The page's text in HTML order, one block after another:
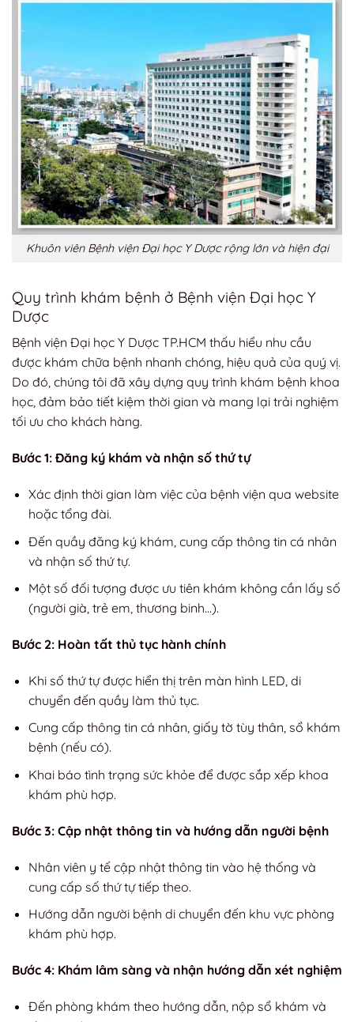
Khuôn viên Bệnh viện Đại học Y Dược rộng lớn và hiện đại
Quy trình khám bệnh ở Bệnh viện Đại học Y
Dược
Bệnh viện Đại học Y Dược TP.HCM thấu hiểu nhu cầu
được khám chữa bệnh nhanh chóng, hiệu quả của quý vị.
Do đó, chúng tôi đã xây dựng quy trình khám bệnh khoa
học, đảm bảo tiết kiệm thời gian và mang lại trải nghiệm
tối ưu cho khách hàng.
Bước 1: Đăng ký khám và nhận số thứ tự
Xác định thời gian làm việc của bệnh viện qua website
hoặc tổng đài.
Đến quầy đăng ký khám, cung cấp thông tin cá nhân
và nhận số thứ tự.
Một số đối tượng được ưu tiên khám không cần lấy số
(người già, trẻ em, thương binh…).
Bước 2: Hoàn tất thủ tục hành chính
Khi số thứ tự được hiển thị trên màn hình LED, di
chuyển đến quầy làm thủ tục.
Cung cấp thông tin cá nhân, giấy tờ tùy thân, sổ khám
bệnh (nếu có).
Khai báo tình trạng sức khỏe để được sắp xếp khoa
khám phù hợp.
Bước 3: Cập nhật thông tin và hướng dẫn người bệnh
Nhân viên y tế cập nhật thông tin vào hệ thống và
cung cấp số thứ tự tiếp theo.
Hướng dẫn người bệnh di chuyển đến khu vực phòng
khám phù hợp.
Bước 4: Khám lâm sàng và nhận hướng dẫn xét nghiệm
Đến phòng khám theo hướng dẫn, nộp sổ khám và